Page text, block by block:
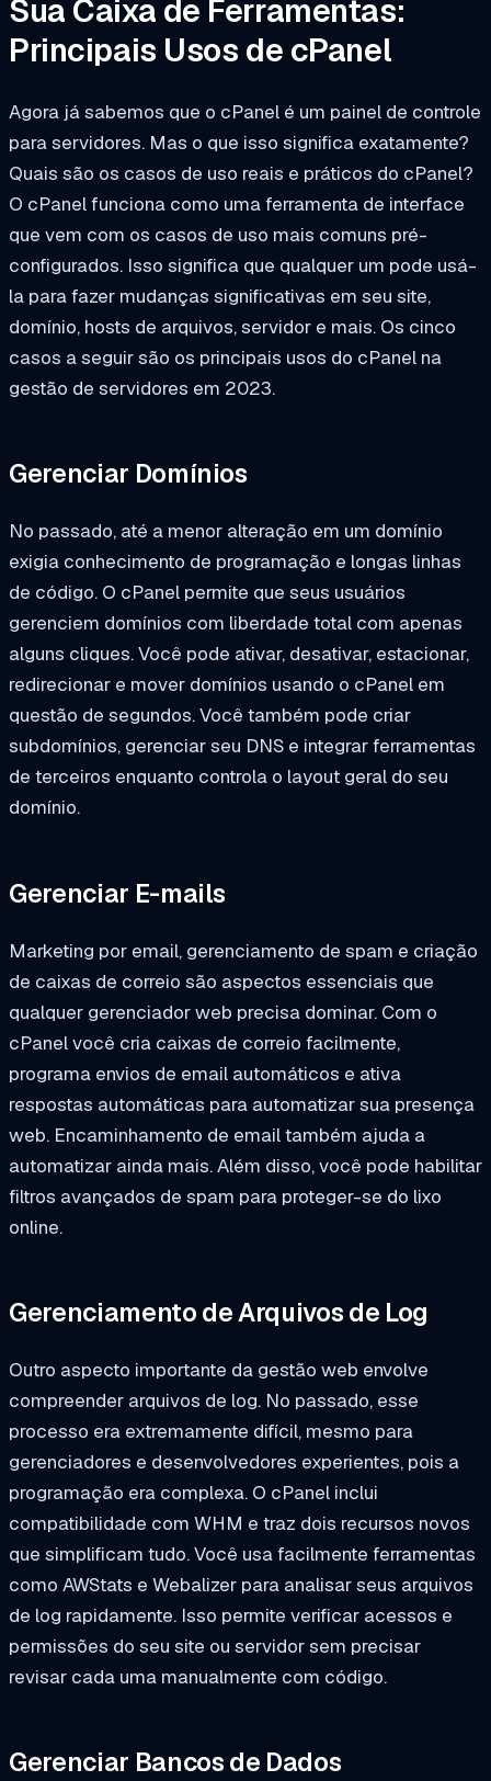
Sua Caixa de Ferramentas:
Principais Usos de cPanel
Agora já sabemos que o cPanel é um painel de controle
para servidores. Mas o que isso significa exatamente?
Quais são os casos de uso reais e práticos do cPanel?
O cPanel funciona como uma ferramenta de interface
que vem com os casos de uso mais comuns pré-
configurados. Isso significa que qualquer um pode usá-
la para fazer mudanças significativas em seu site,
domínio, hosts de arquivos, servidor e mais. Os cinco
casos a seguir são os principais usos do cPanel na
gestão de servidores em 2023.
Gerenciar Domínios
No passado, até a menor alteração em um domínio
exigia conhecimento de programação e longas linhas
de código. O cPanel permite que seus usuários
gerenciem domínios com liberdade total com apenas
alguns cliques. Você pode ativar, desativar, estacionar,
redirecionar e mover domínios usando o cPanel em
questão de segundos. Você também pode criar
subdomínios, gerenciar seu DNS e integrar ferramentas
de terceiros enquanto controla o layout geral do seu
domínio.
Gerenciar E-mails
Marketing por email, gerenciamento de spam e criação
de caixas de correio são aspectos essenciais que
qualquer gerenciador web precisa dominar. Com o
cPanel você cria caixas de correio facilmente,
programa envios de email automáticos e ativa
respostas automáticas para automatizar sua presença
web. Encaminhamento de email também ajuda a
automatizar ainda mais. Além disso, você pode habilitar
filtros avançados de spam para proteger-se do lixo
online.
Gerenciamento de Arquivos de Log
Outro aspecto importante da gestão web envolve
compreender arquivos de log. No passado, esse
processo era extremamente difícil, mesmo para
gerenciadores e desenvolvedores experientes, pois a
programação era complexa. O cPanel inclui
compatibilidade com WHM e traz dois recursos novos
que simplificam tudo. Você usa facilmente ferramentas
como AWStats e Webalizer para analisar seus arquivos
de log rapidamente. Isso permite verificar acessos e
permissões do seu site ou servidor sem precisar
revisar cada uma manualmente com código.
Gerenciar Bancos de Dados